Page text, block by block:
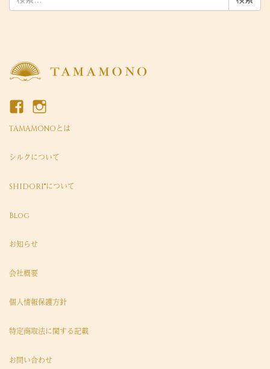
索:
TAMAMONOとは
シルクについて
SHIDORI®について
Blog
お知らせ
会社概要
個人情報保護方針
特定商取法に関する記載
お問い合わせ